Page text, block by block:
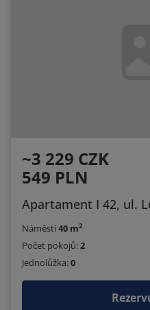
~3 229 CZK
549 PLN
Apartament I 42, ul.
Náměstí40 m2
Počet pokojů:2
Jednolůžka:0